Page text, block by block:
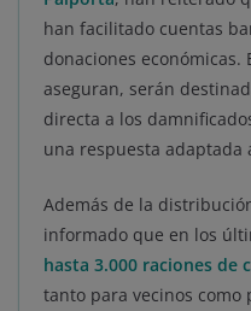
han facilitado cuentas
donaciones económicas.
aseguran, serán
directa a los
una respuesta adaptada
Además de la
informado que en los
hasta 3.000 raciones de
tanto para vecinos como